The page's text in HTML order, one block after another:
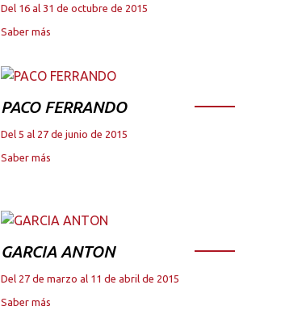
Del 16 al 31 de octubre de 2015
Saber más
PACO FERRANDO
Del 5 al 27 de junio de 2015
Saber más
GARCIA ANTON
Del 27 de marzo al 11 de abril de 2015
Saber más